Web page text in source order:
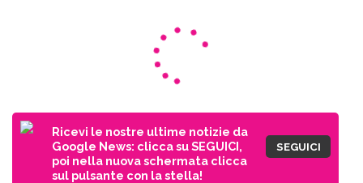
Ricevi le nostre ultime notizie da
Google News: clicca su SEGUICI,
poi nella nuova schermata clicca
sul pulsante con la stella!
SEGUICI